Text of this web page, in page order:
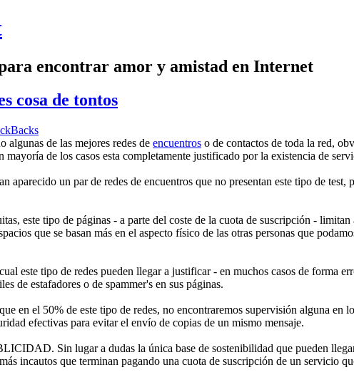
encontrar amor y amistad en Internet
cosa de tontos
algunas de las mejores redes de encuentros o de contactos de toda la red,
de los casos esta completamente justificado por la existencia de
aparecido un par de redes de encuentros que no presentan este tipo de
este tipo de páginas - a parte del coste de la cuota de suscripción -
que se basan más en el aspecto físico de las otras personas que
este tipo de redes pueden llegar a justificar - en muchos casos de forma
de estafadores o de spammer's en sus páginas.
en el 50% de este tipo de redes, no encontraremos supervisión alguna
efectivas para evitar el envío de copias de un mismo mensaje.
Sin lugar a dudas la única base de sostenibilidad que pueden
incautos que terminan pagando una cuota de suscripción de un servicio